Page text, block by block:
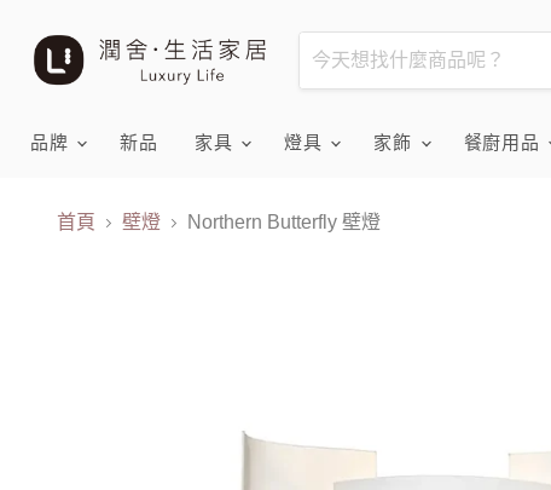
品牌 新品 家具 燈具 家飾 餐廚用品
首頁 壁燈 Northern Butterfly 壁燈